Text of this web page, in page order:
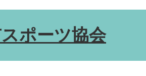
ポーツ協会